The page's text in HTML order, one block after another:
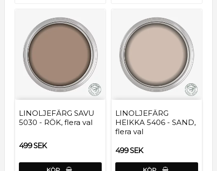
LINOLJEFÄRG SAVU
5030 - RÖK, flera val
499 SEK
LINOLJEFÄRG
HEIKKA 5406 - SAND,
flera val
499 SEK